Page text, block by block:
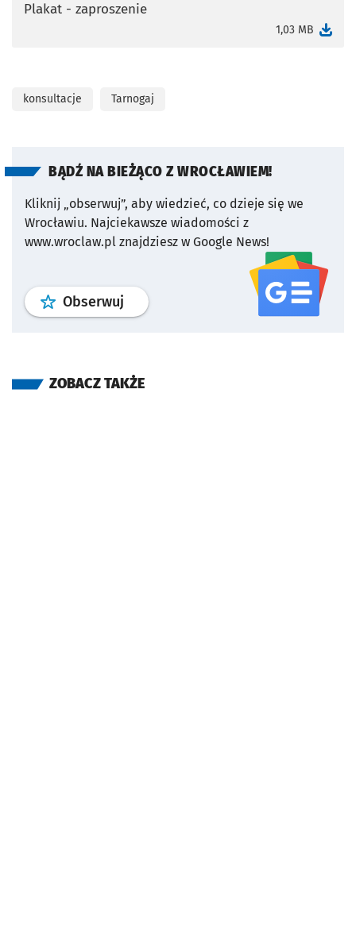
Plakat - zaproszenie
1,03 MB
konsultacje Tarnogaj
BĄDŹ NA BIEŻĄCO Z WROCŁAWIEM!
Kliknij „obserwuj”, aby wiedzieć, co dzieje się we
Wrocławiu. Najciekawsze wiadomości z
www.wroclaw.pl znajdziesz w Google News!
Obserwuj profil serwisu
ZOBACZ TAKŻE